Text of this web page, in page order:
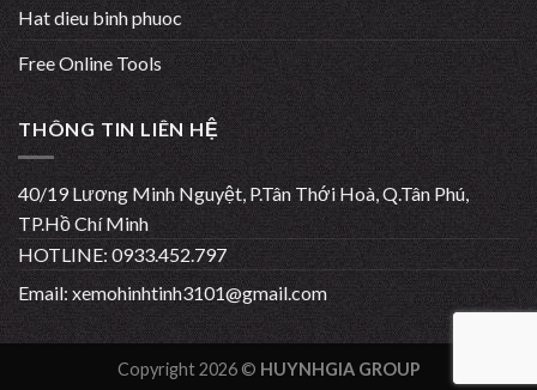
Hat dieu binh phuoc
Free Online Tools
THÔNG TIN LIÊN HỆ
40/19 Lương Minh Nguyệt, P.Tân Thới Hoà, Q.Tân Phú,
TP.Hồ Chí Minh
HOTLINE: 0933.452.797
Email: xemohinhtinh3101@gmail.com
Copyright 2026 © HUYNHGIA GROUP